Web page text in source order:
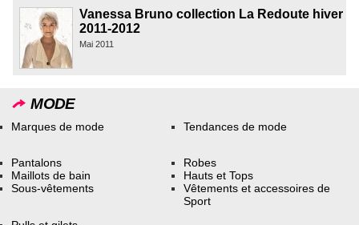
Vanessa Bruno collection La Redoute hiver
2011-2012
Mai 2011
MODE
Marques de mode Tendances de mode
Pantalons
Maillots de bain
Sous-vêtements
Robes
Hauts et Tops
Vêtements et accessoires de
Sport